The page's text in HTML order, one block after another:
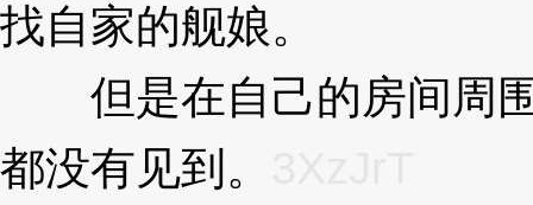
找自家的舰娘。
但是在自己的房间周围
都没有见到。